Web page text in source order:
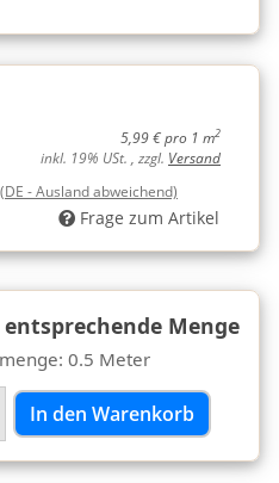
5,99 € pro 1 m2
inkl. 19% USt. , zzgl. Versand
(DE - Ausland abweichend)
Frage zum Artikel
Menge
0.5 Meter
In den Warenkorb